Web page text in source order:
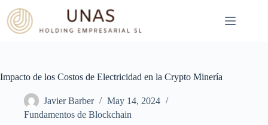
content
Impacto de los Costos de Electricidad en la Crypto Minería
Javier Barber
May 14, 2024
Fundamentos de Blockchain